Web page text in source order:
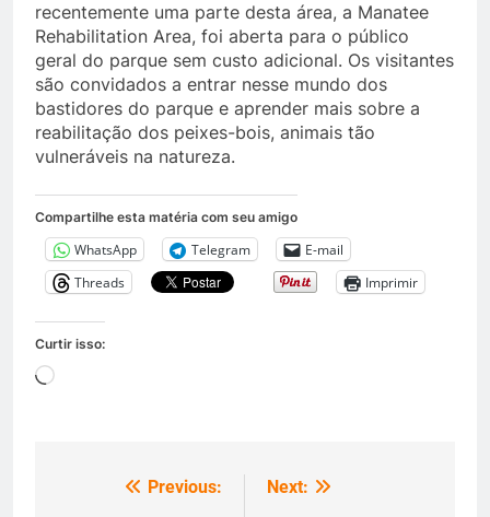
recentemente uma parte desta área, a Manatee
Rehabilitation Area, foi aberta para o público
geral do parque sem custo adicional. Os visitantes
são convidados a entrar nesse mundo dos
bastidores do parque e aprender mais sobre a
reabilitação dos peixes-bois, animais tão
vulneráveis na natureza.
Compartilhe esta matéria com seu amigo
WhatsApp Telegram
E-mail
Threads
Imprimir
Curtir isso:
Carregando...
Navegação
Previous:
Next: